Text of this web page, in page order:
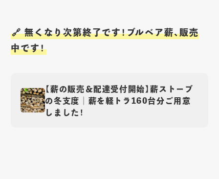
🔗 無くなり次第終了です！ブルベア薪、販売
中です！
【薪の販売＆配達受付開始】薪ストーブ
の冬支度｜薪を軽トラ160台分ご用意
しました！